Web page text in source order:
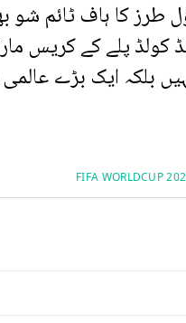
طرز کا ہاف ٹائم
کولڈ پلے کے کریس
بلکہ ایک بڑے
FIFA WORLDCUP